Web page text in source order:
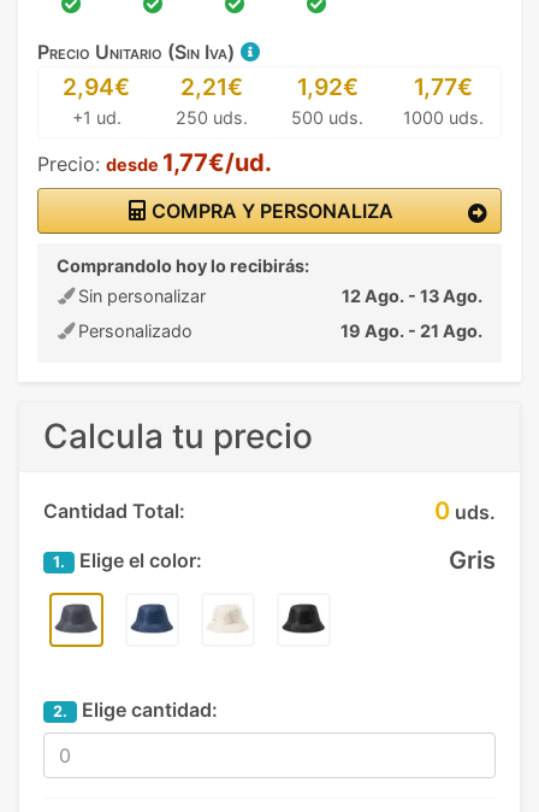
Precio Unitario (Sin Iva)
2,94€
+1 ud.
2,21€
250 uds.
1,92€
500 uds.
1,77€
1000 uds.
Precio: desde 1,77€/ud.
COMPRA Y PERSONALIZA
Comprandolo hoy lo recibirás:
Sin personalizar
12 Ago. - 13 Ago.
Personalizado
19 Ago. - 21 Ago.
Calcula tu precio
Cantidad Total: 0 uds.
1. Elige el color: Gris
2. Elige cantidad: